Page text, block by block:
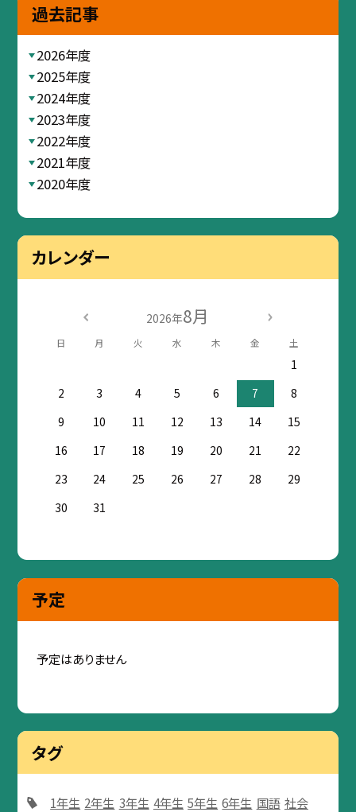
過去記事
2026年度
2025年度
2024年度
2023年度
2022年度
2021年度
2020年度
カレンダー
2026年8月
日 月 火 水 木 金 土
1
2
3 4 5 6 7
8
9
10 11 12 13 14
15
16
17 18 19 20 21
22
23
24 25 26 27 28
29
30
31
予定
予定はありません
タグ
1年生 2年生 3年生 4年生 5年生 6年生 国語 社会